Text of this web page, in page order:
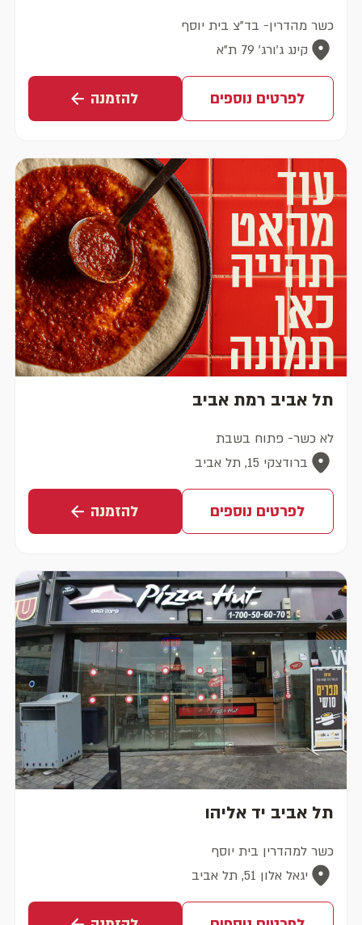
כשר מהדרין- בד"צ בית יוסף
קינג ג'ורג' 79 ת"א
לפרטים נוספים להזמנה
תל אביב רמת אביב
לא כשר- פתוח בשבת
ברודצקי 15, תל אביב
לפרטים נוספים להזמנה
תל אביב יד אליהו
כשר למהדרין בית יוסף
יגאל אלון 51, תל אביב